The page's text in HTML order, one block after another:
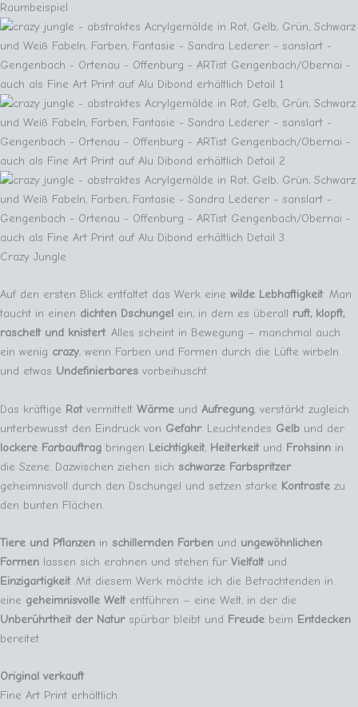
Crazy Jungle
Auf den ersten Blick entfaltet das Werk eine wilde Lebhaftigkeit: Man
taucht in einen dichten Dschungel ein, in dem es überall ruft, klopft,
raschelt und knistert. Alles scheint in Bewegung – manchmal auch
ein wenig crazy, wenn Farben und Formen durch die Lüfte wirbeln
und etwas Undefinierbares vorbeihuscht.
Das kräftige Rotvermittelt Wärme und Aufregung, verstärkt zugleich
unterbewusst den Eindruck von Gefahr. Leuchtendes Gelb und der
lockere Farbauftrag bringen Leichtigkeit, Heiterkeitund Frohsinn in
die Szene. Dazwischen ziehen sich schwarze Farbspritzer
geheimnisvoll durch den Dschungel und setzen starke Kontraste zu
den bunten Flächen.
Tiere und Pflanzen in schillernden Farben und ungewöhnlichen
Formen lassen sich erahnen und stehen für Vielfalt und
Einzigartigkeit. Mit diesem Werk möchte ich die Betrachtenden in
eine geheimnisvolle Weltentführen – eine Welt, in der die
Unberührtheit der Naturspürbar bleibt und Freude beim Entdecken
bereitet.
Original verkauft
Fine Art Print erhältlich